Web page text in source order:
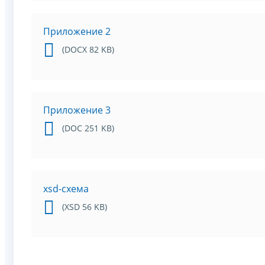
Приложение 2
(DOCX 82 KB)
Приложение 3
(DOC 251 KB)
xsd-схема
(XSD 56 KB)